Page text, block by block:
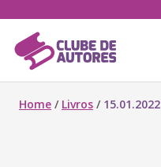
Home / Livros / 15.01.2022